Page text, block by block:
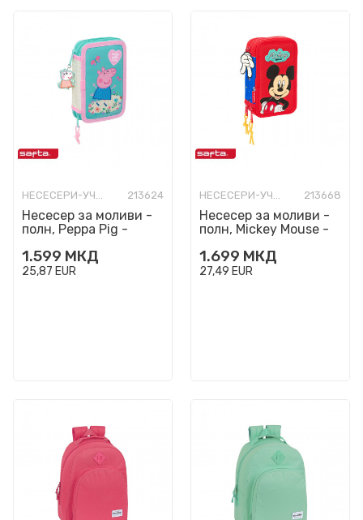
НЕСЕСЕРИ-УЧИЛИШНИ ПОЛНИ 213624
Несесер за моливи -
полн, Peppa Pig -
1.599 МКД
25,87 EUR
НЕСЕСЕРИ-УЧИЛИШНИ ПОЛНИ 213668
Несесер за моливи -
полн, Mickey Mouse -
1.699 МКД
27,49 EUR